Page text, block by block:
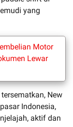
yang
Motor
Lewar
New
Indonesia,
aktif dan